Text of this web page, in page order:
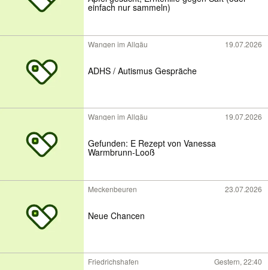
einfach nur sammeln)
Wangen im Allgäu 19.07.2026
ADHS / Autismus Gespräche
Wangen im Allgäu 19.07.2026
Gefunden: E Rezept von Vanessa
Warmbrunn-Looß
Meckenbeuren 23.07.2026
Neue Chancen
Friedrichshafen Gestern, 22:40